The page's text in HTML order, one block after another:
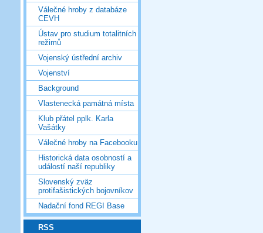
Válečné hroby z databáze
CEVH
Ústav pro studium totalitních
režimů
Vojenský ústřední archiv
Vojenství
Background
Vlastenecká památná místa
Klub přátel pplk. Karla
Vašátky
Válečné hroby na Facebooku
Historická data osobností a
událostí naší republiky
Slovenský zväz
protifašistických bojovníkov
Nadační fond REGI Base
RSS